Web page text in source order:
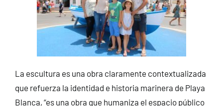
La escultura es una obra claramente contextualizada
que refuerza la identidad e historia marinera de Playa
Blanca, “es una obra que humaniza el espacio público